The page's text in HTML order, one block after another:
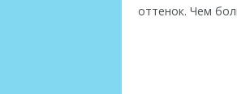
оттенок. Чем